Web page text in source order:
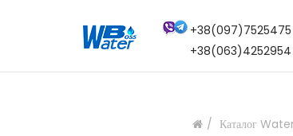
+38(097)7525475
+38(063)4252954
Каталог